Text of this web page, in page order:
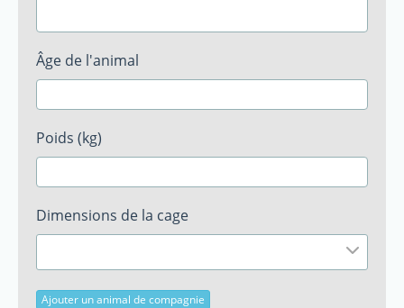
Âge de l'animal
Poids (kg)
Dimensions de la cage
Ajouter un animal de compagnie